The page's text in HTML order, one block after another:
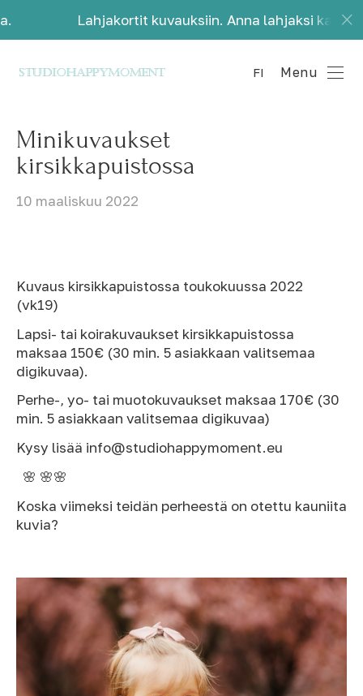
Lahjakortit kuvauksiin. Anna lahjaksi kauniita
FI Menu
Minikuvaukset
kirsikkapuistossa
10 maaliskuu 2022
Kuvaus kirsikkapuistossa toukokuussa 2022
(vk19)
Lapsi- tai koirakuvaukset kirsikkapuistossa
maksaa 150€ (30 min. 5 asiakkaan valitsemaa
digikuvaa).
Perhe-, yo- tai muotokuvaukset maksaa 170€ (30
min. 5 asiakkaan valitsemaa digikuvaa)
Kysy lisää info@studiohappymoment.eu
🌸 🌸🌸
Koska viimeksi teidän perheestä on otettu kauniita
kuvia?